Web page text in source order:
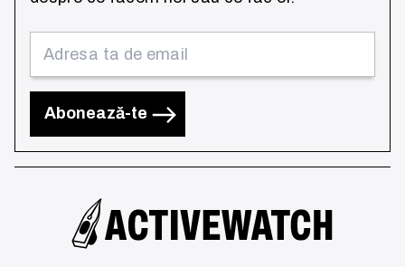
Abonează-te